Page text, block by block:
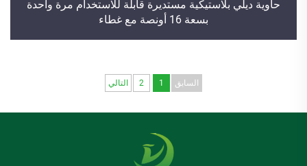
حاوية ديلي بلاستيكية مستديرة قابلة للاستخدام مرة واحدة
بسعة 16 أونصة مع غطاء
السابق 1
2 التالي